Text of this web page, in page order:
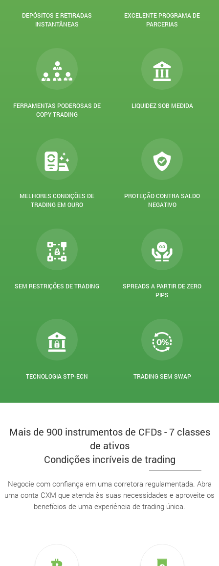
DEPÓSITOS E RETIRADAS
INSTANTÂNEAS
EXCELENTE PROGRAMA DE
PARCERIAS
FERRAMENTAS PODEROSAS DE
COPY TRADING
LIQUIDEZ SOB MEDIDA
MELHORES CONDIÇÕES DE
TRADING EM OURO
PROTEÇÃO CONTRA SALDO
NEGATIVO
SEM RESTRIÇÕES DE TRADING
SPREADS A PARTIR DE ZERO
PIPS
TECNOLOGIA STP-ECN TRADING SEM SWAP
Mais de 900 instrumentos de CFDs - 7 classes
de ativos
Condições incríveis de trading
Negocie com confiança em uma corretora regulamentada. Abra
uma conta CXM que atenda às suas necessidades e aproveite os
benefícios de uma experiência de trading única.